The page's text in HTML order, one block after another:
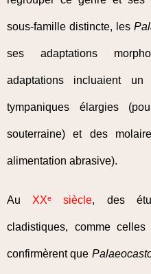
sous-famille distincte, les
ses adaptations
adaptations incluaient
tympaniques élargies
souterraine) et des
alimentation abrasive).
Au XXᵉ siècle, des
cladistiques, comme
confirmèrent que